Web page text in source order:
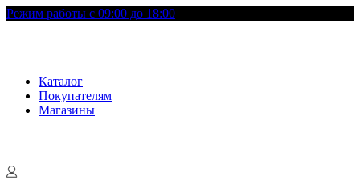
Режим работы с 09:00 до 18:00
Каталог
Покупателям
Магазины